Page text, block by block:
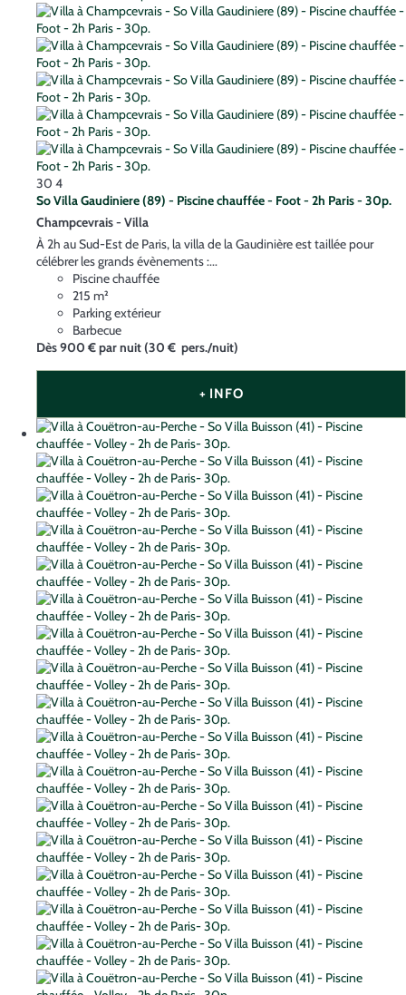
30 4
So Villa Gaudiniere (89) - Piscine chauffée - Foot - 2h Paris - 30p.
Champcevrais - Villa
À 2h au Sud-Est de Paris, la villa de la Gaudinière est taillée pour
célébrer les grands évènements :...
Piscine chauffée
215 m²
Parking extérieur
Barbecue
Dès900 €par nuit(30 € pers./nuit)
+ INFO